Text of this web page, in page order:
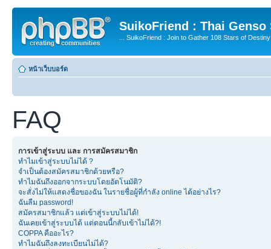
SuikoFriend : Thai Genso
... SuikoFriend : Join to Gather 108 Stars of
หน้าเว็บบอร์ด
FAQ
การเข้าสู่ระบบ และ การสมัครสมาชิก
ทำไมเข้าสู่ระบบไม่ได้ ?
จำเป็นต้องสมัครสมาชิกด้วยหรือ?
ทำไมฉันถึงออกจากระบบโดยอัตโนมัติ?
จะสั่งไม่ให้แสดงชื่อของฉัน ในรายชื่อผู้ที่กำลัง online ได้อย่างไร?
ฉันลืม password!
สมัครสมาชิกแล้ว แต่เข้าสู่ระบบไม่ได้!
ฉันเคยเข้าสู่ระบบได้ แต่ตอนนี้กลับเข้าไม่ได้?!
COPPA คืออะไร?
ทำไมฉันถึงลงทะเบียนไม่ได้?